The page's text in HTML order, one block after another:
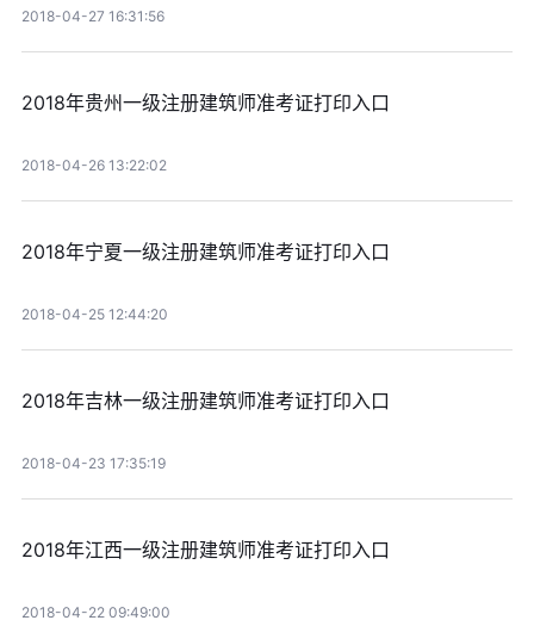
2018-04-27 16:31:56
2018年贵州一级注册建筑师准考证打印入口
2018-04-26 13:22:02
2018年宁夏一级注册建筑师准考证打印入口
2018-04-25 12:44:20
2018年吉林一级注册建筑师准考证打印入口
2018-04-23 17:35:19
2018年江西一级注册建筑师准考证打印入口
2018-04-22 09:49:00